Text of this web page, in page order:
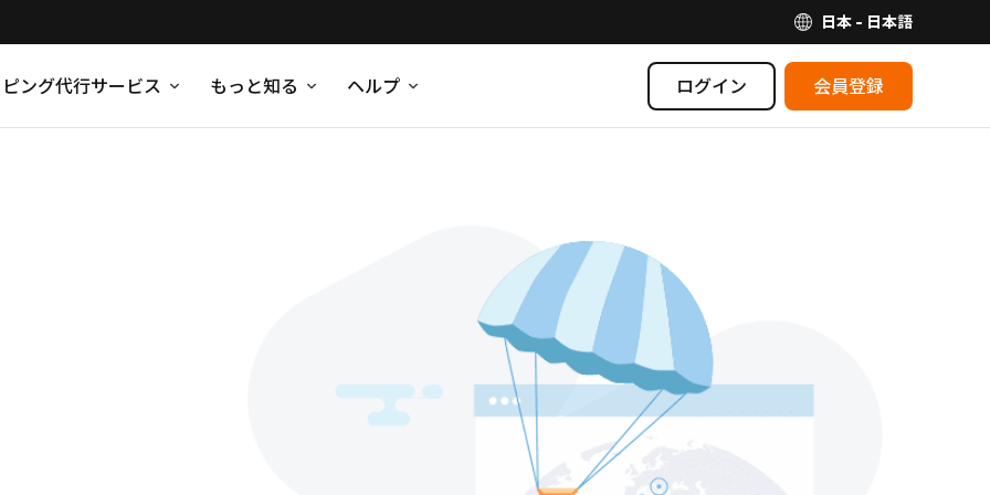
日本 - 日本語
ング代行サービス もっと知る ヘルプ ログイン 会員登録